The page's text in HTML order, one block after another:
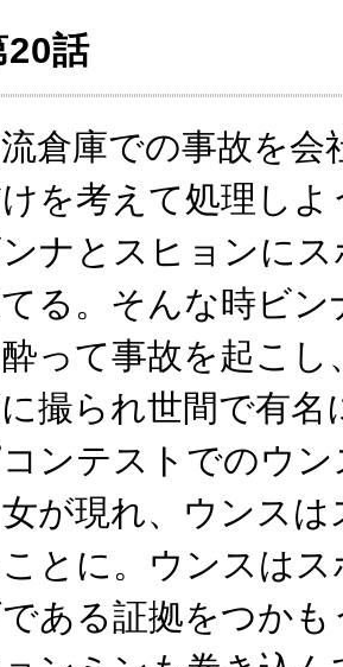
20話
倉庫での事故を会
を考えて処理しよ
ンナとスヒョンに
る。そんな時ビン
って事故を起こ
撮られ世間で有
コンテストでのウ
女が現れ、ウンス
とに。ウンスは
ある証拠をつか